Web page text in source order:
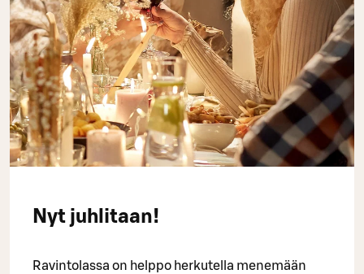
Nyt juhlitaan!
Ravintolassa on helppo herkutella menemään